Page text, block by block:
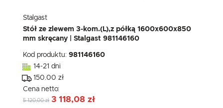
Stalgast
Stół ze zlewem 3-kom.(L),z półką 1600x600x850
mm skręcany | Stalgast 981146160
Kod produktu: 981146160
14-21 dni
150.00 zł
Cena netto:
5 120,00 zł 3 118,08 zł